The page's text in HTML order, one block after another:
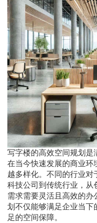
写字楼的高效空间规划是
在当今快速发展的商业环
越多样化。不同的行业对
科技公司到传统行业，从
需求需要灵活且高效的
划不仅能够满足企业当下
足的空间保障。